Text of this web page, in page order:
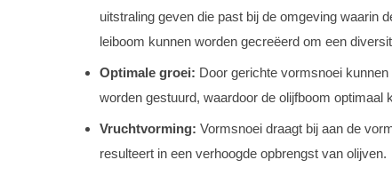
uitstraling geven die past bij de omgeving waarin
leiboom kunnen worden gecreëerd om een
Optimale groei: Door gerichte vormsnoei
worden gestuurd, waardoor de olijfboom optimaal
Vruchtvorming: Vormsnoei draagt bij aan de
resulteert in een verhoogde opbrengst van olijven.